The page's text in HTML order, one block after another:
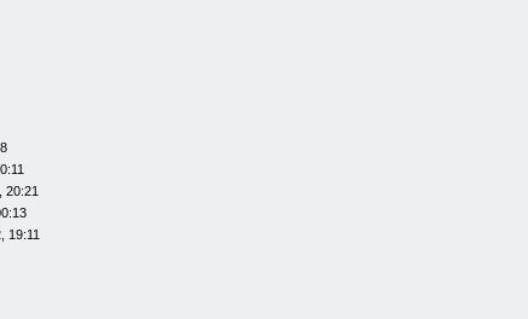
20:21
19:11